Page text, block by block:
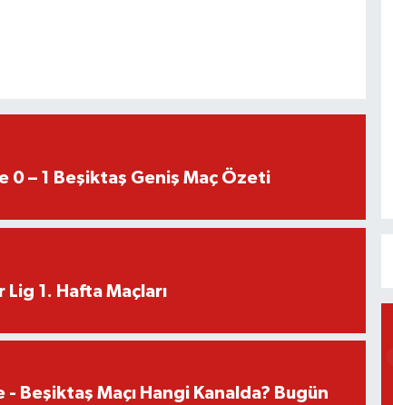
0 – 1 Beşiktaş Geniş Maç Özeti
1. Hafta Maçları
- Beşiktaş Maçı Hangi Kanalda? Bugün